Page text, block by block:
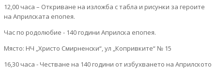
12,00 часа – Откриване на изложба с табла и рисунки за героите
на Априлската епопея.
Час по родолюбие - 140 години Априлска епопея.
Място: НЧ „Христо Смирненски“, ул „Копривките“ № 15
16,30 часа - Честване на 140 години от избухването на Априлското